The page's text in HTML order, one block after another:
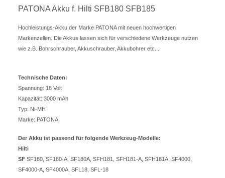
PATONA Akku f. Hilti SFB180 SFB185
Hochleistungs-Akku der Marke PATONA mit neuen hochwertigen
Markenzellen. Die Akkus lassen sich für verschiedene Werkzeuge nutzen
wie z.B. Bohrschrauber, Akkuschrauber, Akkubohrer etc...
Technische Daten:
Spannung: 18 Volt
Kapazität: 3000 mAh
Typ: Ni-MH
Marke: PATONA
Der Akku ist passend für folgende Werkzeug-Modelle:
Hilti
SF SF180, SF180-A, SF180A, SFH181, SFH181-A, SFH181A, SF4000,
SF4000-A, SF4000A, SFL18, SFL-18